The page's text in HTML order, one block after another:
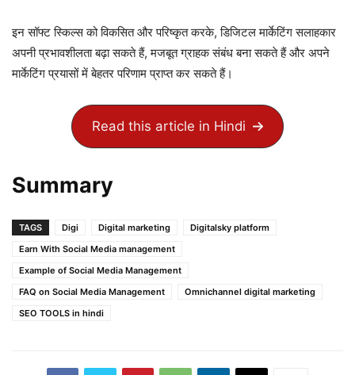
इन सॉफ्ट स्किल्स को विकसित और परिष्कृत करके, डिजिटल मार्केटिंग सलाहकार
अपनी प्रभावशीलता बढ़ा सकते हैं, मजबूत ग्राहक संबंध बना सकते हैं और अपने
मार्केटिंग प्रयासों में बेहतर परिणाम प्राप्त कर सकते हैं।
Read this article in Hindi
Summary
TAGS Digi Digital marketing
Digitalsky platform
Earn With Social Media management
Example of Social Media Management
FAQ on Social Media Management
Omnichannel digital marketing
SEO TOOLS in hindi